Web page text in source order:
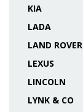
KIA
LADA
LAND ROVER
LEXUS
LINCOLN
LYNK & CO